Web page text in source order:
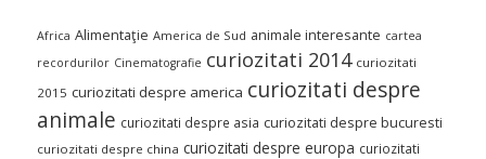
Africa Alimentaţie America de Sud animale interesante cartea
recordurilor Cinematografie curiozitati 2014 curiozitati
2015 curiozitati despre america curiozitati despre
animale curiozitati despre asia curiozitati despre bucuresti
curiozitati despre china curiozitati despre europa curiozitati